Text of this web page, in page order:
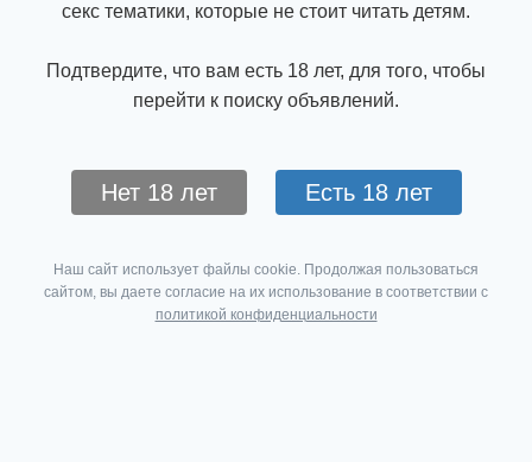
секс тематики, которые не стоит читать детям.
Подтвердите, что вам есть 18 лет, для того, чтобы
перейти к поиску объявлений.
Нет 18 лет Есть 18 лет
Наш сайт использует файлы cookie. Продолжая пользоваться
сайтом, вы даете согласие на их использование в соответствии с
политикой конфиденциальности